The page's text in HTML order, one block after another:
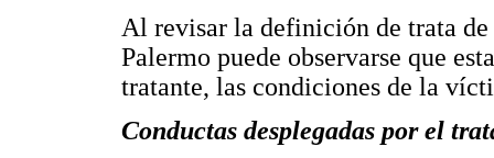
Al revisar la definición de trata de
Palermo puede observarse que
tratante, las condiciones de la
Conductas desplegadas por el